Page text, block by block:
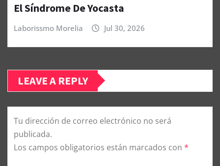
El Síndrome De Yocasta
Laborissmo Morelia Jul 30, 2026
LEAVE A REPLY
Tu dirección de correo electrónico no será
publicada.
Los campos obligatorios están marcados con *